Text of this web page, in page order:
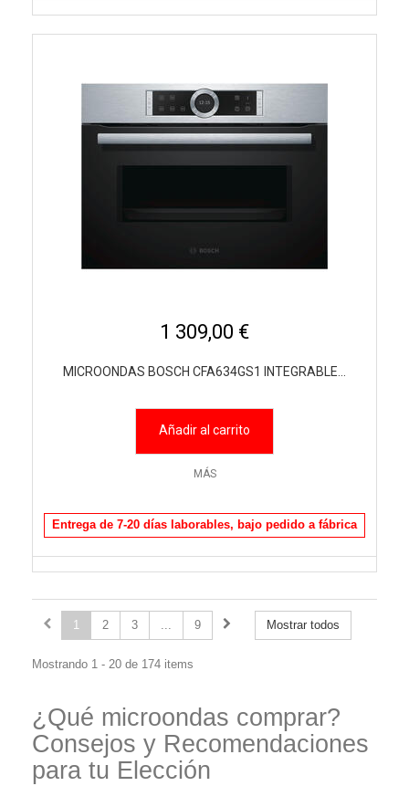
1 309,00 €
MICROONDAS BOSCH CFA634GS1 INTEGRABLE...
Añadir al carrito
MÁS
Entrega de 7-20 días laborables, bajo pedido a fábrica
Mostrar todos
1 2 3 ... 9
Mostrando 1 - 20 de 174 items
¿Qué microondas comprar?
Consejos y Recomendaciones
para tu Elección